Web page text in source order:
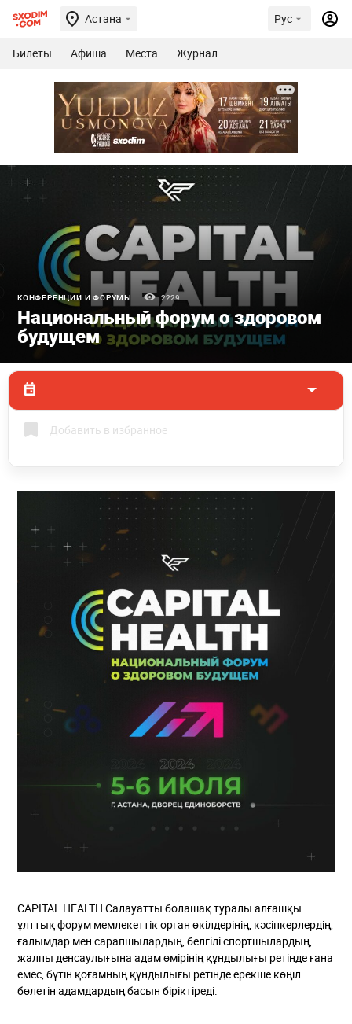
Астана Рус
Билеты Афиша Места Журнал
КОНФЕРЕНЦИИ И ФОРУМЫ 2229
Национальный форум о здоровом
будущем
Добавить в избранное
CAPITAL HEALTH Салауатты болашақ туралы алғашқы
ұлттық форум мемлекеттік орган өкілдерінің, кәсіпкерлердің,
ғалымдар мен сарапшылардың, белгілі спортшылардың,
жалпы денсаулығына адам өмірінің құндылығы ретінде ғана
емес, бүтін қоғамның құндылығы ретінде ерекше көңіл
бөлетін адамдардың басын біріктіреді.